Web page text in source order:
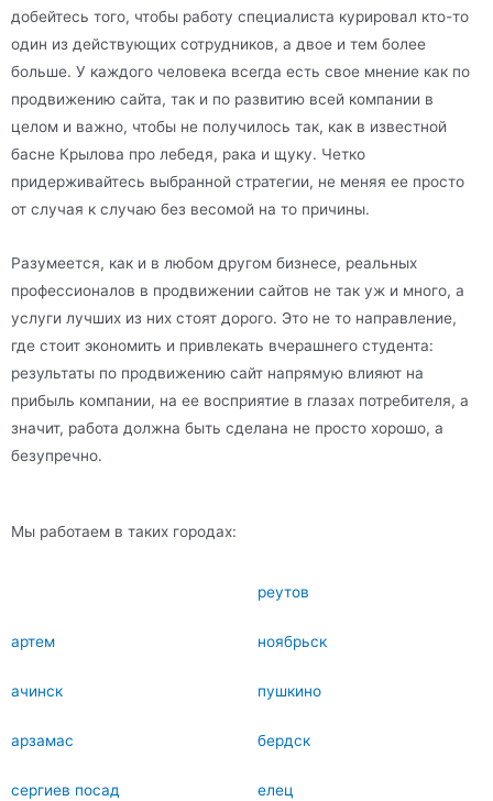
добейтесь того, чтобы работу специалиста курировал кто-то
один из действующих сотрудников, а двое и тем более
больше. У каждого человека всегда есть свое мнение как по
продвижению сайта, так и по развитию всей компании в
целом и важно, чтобы не получилось так, как в известной
басне Крылова про лебедя, рака и щуку. Четко
придерживайтесь выбранной стратегии, не меняя ее просто
от случая к случаю без весомой на то причины.
Разумеется, как и в любом другом бизнесе, реальных
профессионалов в продвижении сайтов не так уж и много, а
услуги лучших из них стоят дорого. Это не то направление,
где стоит экономить и привлекать вчерашнего студента:
результаты по продвижению сайт напрямую влияют на
прибыль компании, на ее восприятие в глазах потребителя, а
значит, работа должна быть сделана не просто хорошо, а
безупречно.
Мы работаем в таких городах:
реутов
артем ноябрьск
ачинск пушкино
арзамас бердск
сергиев посад елец